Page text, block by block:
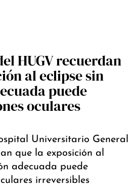
HUGV recuerdan
al eclipse sin
puede
oculares
Universitario General
que la exposición al
adecuada puede
irreversibles